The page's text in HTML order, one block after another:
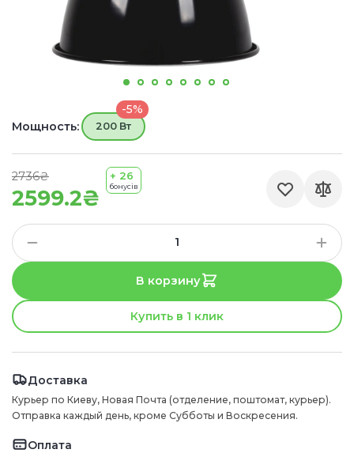
2599.2₴
2736₴ + 26
бонусів
Мощность:
-5%
200 Вт
В корзину
Купить в 1 клик
Доставка
Курьер по Киеву, Новая Почта (отделение, поштомат, курьер).
Отправка каждый день, кроме Субботы и Воскресения.
Оплата